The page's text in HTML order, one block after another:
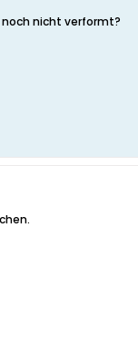
noch nicht verformt?